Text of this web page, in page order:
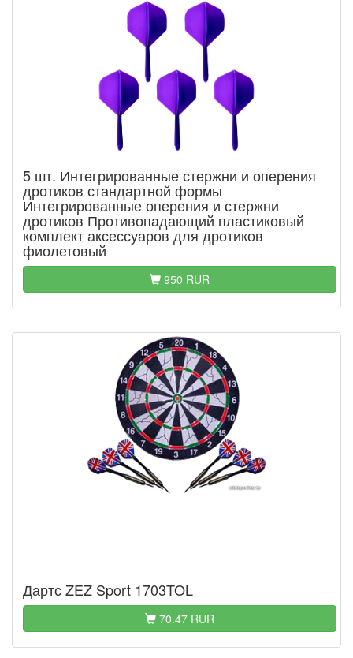
5 шт. Интегрированные стержни и оперения
дротиков стандартной формы
Интегрированные оперения и стержни
дротиков Противопадающий пластиковый
комплект аксессуаров для дротиков
фиолетовый
950 RUR
Дартс ZEZ Sport 1703TOL
70.47 RUR